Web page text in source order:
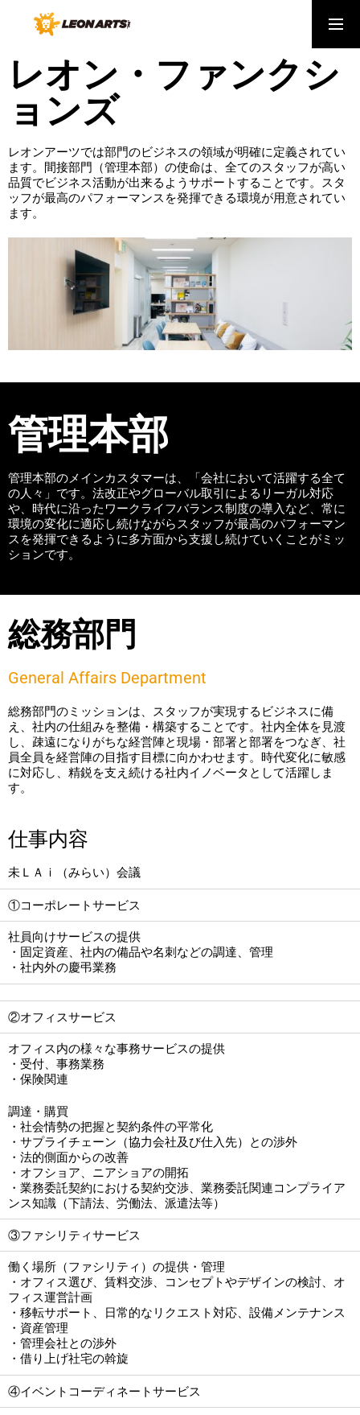
会社概要 ｹｲﾊﾟﾋﾞﾘﾃｨ 健康経営
ABOUT US
SERVICE
生活に新しいデジタルの常識を届けたい
CAREERS
NEWS
弊社からの最新ニュース
CAPABILITIES
MEMBER
数字で見るレオンアーツ
レオン・ファンクシ
ョンズ
レオンアーツでは部門のビジネスの領域が明確に定義されてい
ます。間接部門（管理本部）の使命は、全てのスタッフが高い
品質でビジネス活動が出来るようサポートすることです。スタ
ッフが最高のパフォーマンスを発揮できる環境が用意されてい
ます。
管理本部
管理本部のメインカスタマーは、「会社において活躍する全て
の人々」です。法改正やグローバル取引によるリーガル対応
や、時代に沿ったワークライフバランス制度の導入など、常に
環境の変化に適応し続けながらスタッフが最高のパフォーマン
スを発揮できるように多方面から支援し続けていくことがミッ
ションです。
総務部門
General Affairs Department
総務部門のミッションは、スタッフが実現するビジネスに備
え、社内の仕組みを整備・構築することです。社内全体を見渡
し、疎遠になりがちな経営陣と現場・部署と部署をつなぎ、社
員全員を経営陣の目指す目標に向かわせます。時代変化に敏感
に対応し、精鋭を支え続ける社内イノベータとして活躍しま
す。
仕事内容
未ＬＡｉ（みらい）会議
①コーポレートサービス
社員向けサービスの提供
・固定資産、社内の備品や名刺などの調達、管理
・社内外の慶弔業務
②オフィスサービス
オフィス内の様々な事務サービスの提供
・受付、事務業務
・保険関連
調達・購買
・社会情勢の把握と契約条件の平常化
・サプライチェーン（協力会社及び仕入先）との渉外
・法的側面からの改善
・オフショア、ニアショアの開拓
・業務委託契約における契約交渉、業務委託関連コンプライア
ンス知識（下請法、労働法、派遣法等）
③ファシリティサービス
働く場所（ファシリティ）の提供・管理
・オフィス選び、賃料交渉、コンセプトやデザインの検討、オ
フィス運営計画
・移転サポート、日常的なリクエスト対応、設備メンテナンス
・資産管理
・管理会社との渉外
・借り上げ社宅の斡旋
④イベントコーディネートサービス